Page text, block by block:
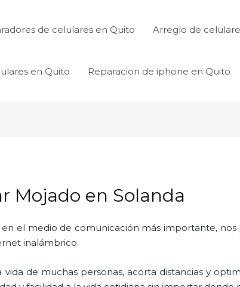
de celulares en Quito Arreglo de
en Quito Reparacion de iphone en Quito
Mojado en Solanda
en el medio de comunicación más importante,
inalámbrico.
de muchas personas, acorta distancias y